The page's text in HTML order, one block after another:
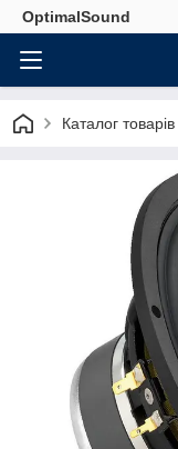
OptimalSound
Каталог товарів